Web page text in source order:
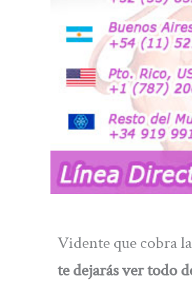
Vidente que cobra
te dejarás ver todo